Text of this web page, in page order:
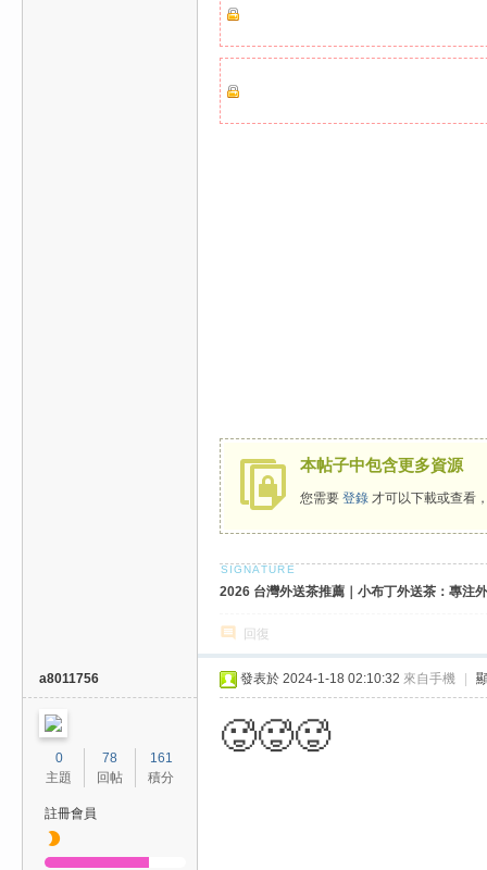
本帖子中包含更多資源
您需要 登錄 才可以下載或查看
2026 台灣外送茶推薦｜小布丁外送茶：專注
回復
a8011756
0
主題
78
回帖
161
積分
註冊會員
發表於 2024-1-18 02:10:32 來自手機
🥵🥵🥵